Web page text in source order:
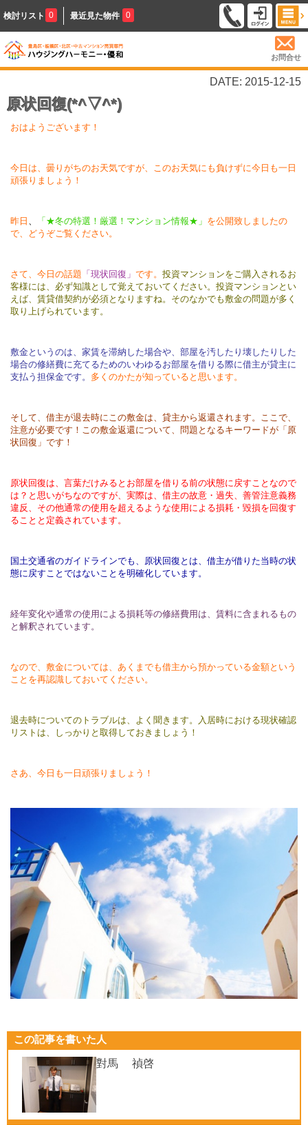
検討リスト 0 最近見た物件 0
お問合せ
DATE: 2015-12-15
原状回復(*^▽^*)
おはようございます！
今日は、曇りがちのお天気ですが、このお天気にも負けずに今日も一日
頑張りましょう！
昨日 「★冬の特選！厳選！マンション情報★」 を公開致しましたの
で、どうぞご覧ください。
さて、今日の話題 「現状回復」 です。 投資マンションをご購入されるお
客様には、必ず知識として覚えておいてください。投資マンションとい
えば、賃貸借契約が必須となりますね。そのなかでも敷金の問題が多く
取り上げられています。
敷金というのは、家賃を滞納した場合や、部屋を汚したり壊したりした
場合の修繕費に充てるためのいわゆるお部屋を借りる際に借主が貸主に
支払う担保金です。 多くのかたが知っていると思います。
そして、借主が退去時にこの敷金は、貸主から返還されます。ここで、
注意が必要です！この敷金返還について、問題となるキーワードが「原
状回復」です！
原状回復は、言葉だけみるとお部屋を借りる前の状態に戻すことなので
は？と思いがちなのですが、実際は、借主の故意・過失、善管注意義務
違反、その他通常の使用を超えるような使用による損耗・毀損を回復す
ることと定義されています。
国土交通省のガイドラインでも、原状回復とは、借主が借りた当時の状
態に戻すことではないことを明確化しています。
経年変化や通常の使用による損耗等の修繕費用は、賃料に含まれるもの
と解釈されています。
なので、敷金については、あくまでも借主から預かっている金額という
ことを再認識しておいてください。
退去時についてのトラブルは、よく聞きます。入居時における現状確認
リストは、しっかりと取得しておきましょう！
さあ、今日も一日頑張りましょう！
この記事を書いた人
對馬 禎啓